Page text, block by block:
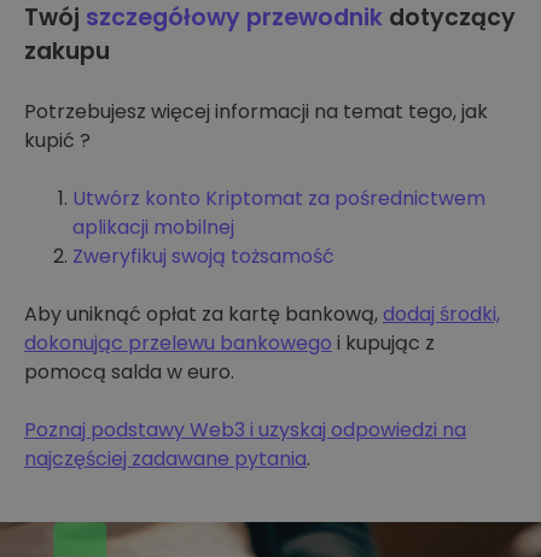
Twój szczegółowy przewodnik dotyczący
zakupu
Potrzebujesz więcej informacji na temat tego, jak
kupić ?
Utwórz konto Kriptomat za pośrednictwem
aplikacji mobilnej
Zweryfikuj swoją tożsamość
Aby uniknąć opłat za kartę bankową,dodaj środki,
dokonując przelewu bankowego i kupując z
pomocą salda w euro.
Poznaj podstawy Web3 i uzyskaj odpowiedzi na
najczęściej zadawane pytania.